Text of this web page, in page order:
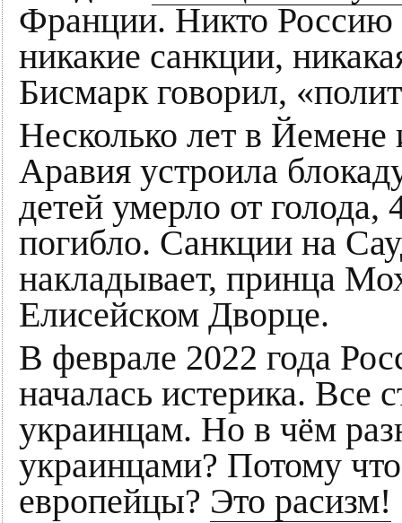
Франции. Никто Россию
никакие санкции,
Бисмарк говорил,
Несколько лет в Йемене
Аравия устроила
детей умерло от
погибло. Санкции на
накладывает, принца
Елисейском Дворце.
В феврале 2022 года
началась истерика. Все
украинцам. Но в чём
украинцами? Потому
европейцы? Это расизм!